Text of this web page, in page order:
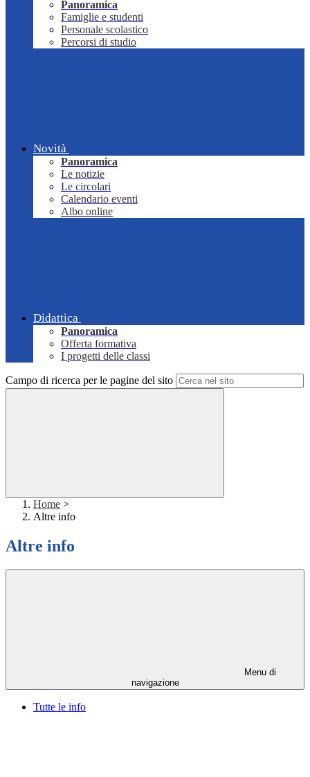
Panoramica
Famiglie e studenti
Personale scolastico
Percorsi di studio
Novità
Panoramica
Le notizie
Le circolari
Calendario eventi
Albo online
Didattica
Panoramica
Offerta formativa
I progetti delle classi
Campo di ricerca per le pagine del sito
Home >
Altre info
Altre info
Menu di
navigazione
Tutte le info